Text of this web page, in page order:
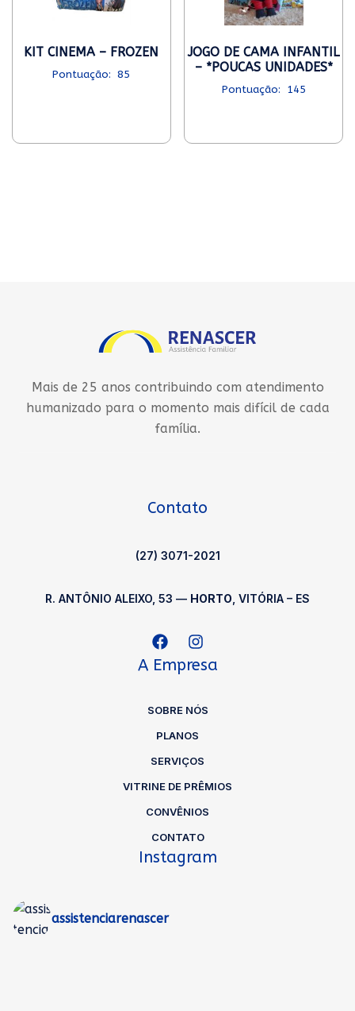
KIT CINEMA – FROZEN
85
JOGO DE CAMA INFANTIL
– *POUCAS UNIDADES*
145
Mais de 25 anos contribuindo com atendimento
humanizado para o momento mais difícil de cada
família.
A Empresa
SOBRE NÓS
PLANOS
SERVIÇOS
VITRINE DE PRÊMIOS
CONVÊNIOS
CONTATO
Contato
(27) 3071-2021
R. ANTÔNIO ALEIXO, 53 — HORTO , VITÓRIA – ES
Instagram
assistenciarenascer